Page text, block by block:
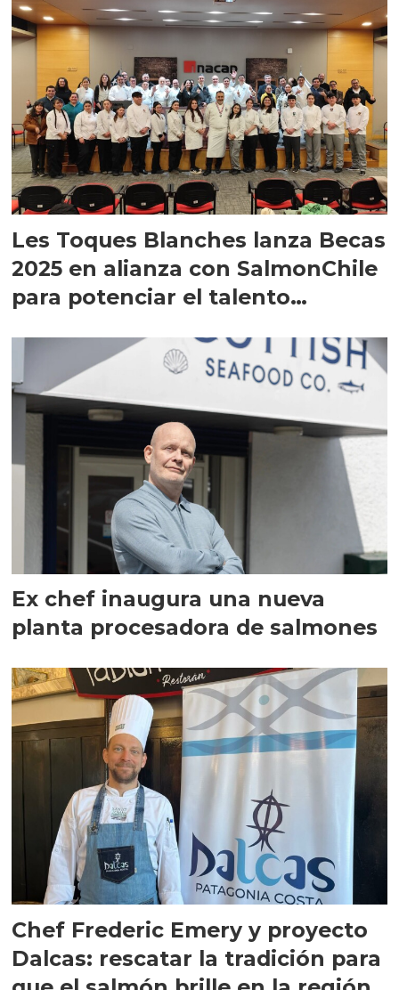
Les Toques Blanches lanza Becas
2025 en alianza con SalmonChile
para potenciar el talento
Ex chef inaugura una nueva
planta procesadora de salmones
Chef Frederic Emery y proyecto
Dalcas: rescatar la tradición para